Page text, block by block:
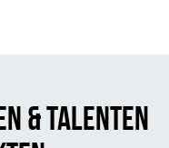
& Talenten